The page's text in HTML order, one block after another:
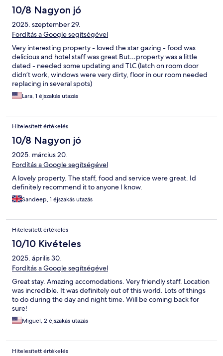
10/8 Nagyon jó
2025. szeptember 29.
Fordítás a Google segítségével
Very interesting property - loved the star gazing - food was
delicious and hotel staff was great But…property was a little
dated - needed some updating and TLC (latch on room door
didn’t work, windows were very dirty, floor in our room needed
replacing in several spots)
Lara, 1 éjszakás utazás
Hitelesített értékelés
10/8 Nagyon jó
2025. március 20.
Fordítás a Google segítségével
A lovely property. The staff, food and service were great. Id
definitely recommend it to anyone I know.
Sandeep, 1 éjszakás utazás
Hitelesített értékelés
10/10 Kivételes
2025. április 30.
Fordítás a Google segítségével
Great stay. Amazing accomodations. Very friendly staff. Location
was incredible. It was definitely out of this world. Lots of things
to do during the day and night time. Will be coming back for
sure!
Miguel, 2 éjszakás utazás
Hitelesített értékelés